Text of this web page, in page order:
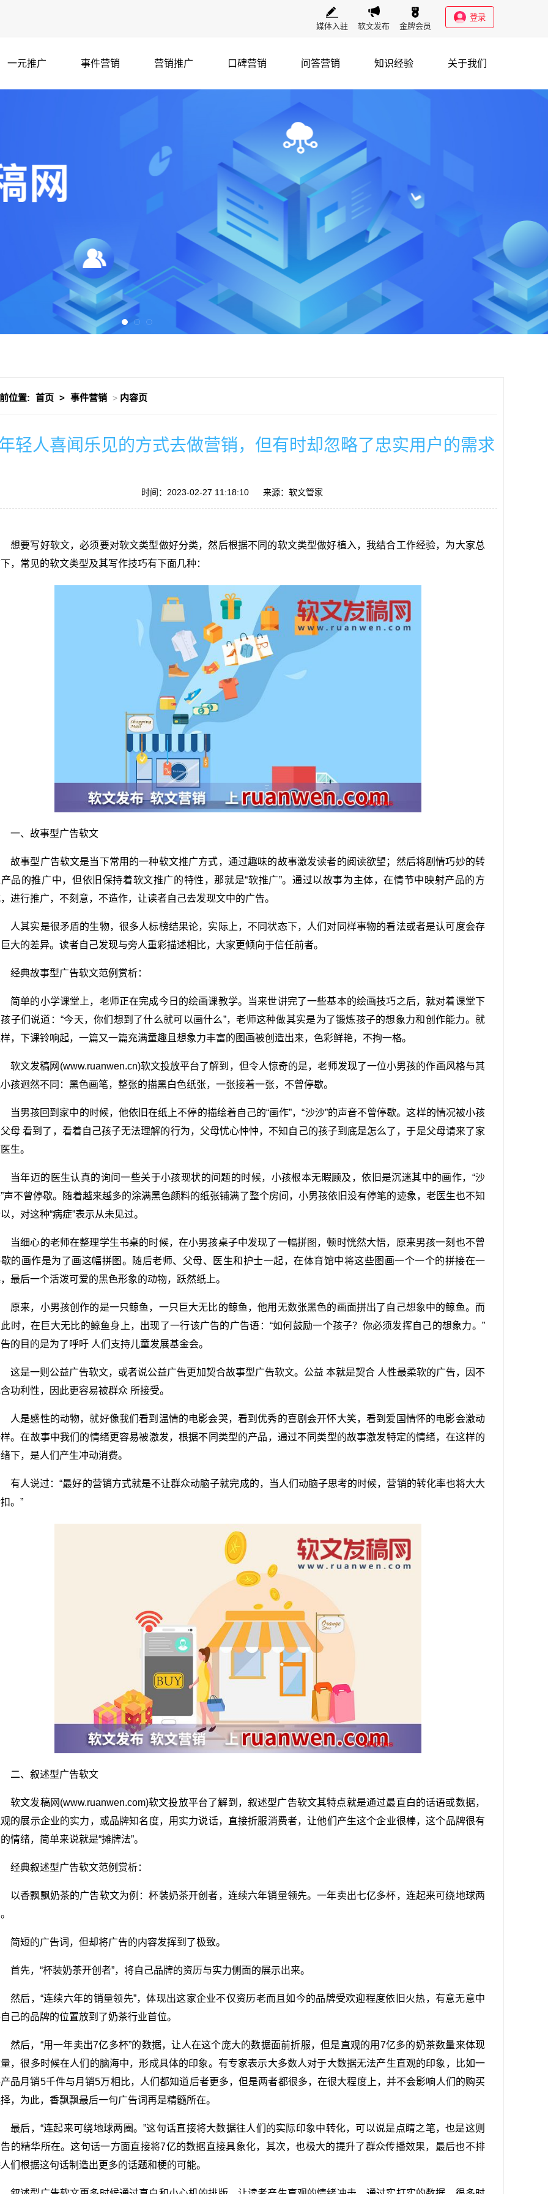
媒体入驻 软文发布 金牌会员
登录
一元推广 事件营销 营销推广 口碑营销 问答营销 知识经验 关于我们
位置: 首页 > 事件营销 > 内容页
轻人喜闻乐见的方式去做营销，但有时却忽略了忠实用户的需求
时间：2023-02-27 11:18:10 来源：软文管家
想要写好软文，必须要对软文类型做好分类，然后根据不同的软文类型做好植入，我结合工作经验，为大家总
，常见的软文类型及其写作技巧有下面几种：
一、故事型广告软文
故事型广告软文是当下常用的一种软文推广方式，通过趣味的故事激发读者的阅读欲望；然后将剧情巧妙的转
品的推广中，但依旧保持着软文推广的特性，那就是“软推广”。通过以故事为主体，在情节中映射产品的方
进行推广，不刻意，不造作，让读者自己去发现文中的广告。
人其实是很矛盾的生物，很多人标榜结果论，实际上，不同状态下，人们对同样事物的看法或者是认可度会存
大的差异。读者自己发现与旁人重彩描述相比，大家更倾向于信任前者。
经典故事型广告软文范例赏析：
简单的小学课堂上，老师正在完成今日的绘画课教学。当来世讲完了一些基本的绘画技巧之后，就对着课堂下
子们说道：“今天，你们想到了什么就可以画什么”，老师这种做其实是为了锻炼孩子的想象力和创作能力。就
，下课铃响起，一篇又一篇充满童趣且想象力丰富的图画被创造出来，色彩鲜艳，不拘一格。
软文发稿网(www.ruanwen.cn)软文投放平台了解到，但令人惊奇的是，老师发现了一位小男孩的作画风格与其
孩迥然不同：黑色画笔，整张的描黑白色纸张，一张接着一张，不曾停歇。
当男孩回到家中的时候，他依旧在纸上不停的描绘着自己的“画作”，“沙沙”的声音不曾停歇。这样的情况被小孩
母 看到了，看着自己孩子无法理解的行为，父母忧心忡忡，不知自己的孩子到底是怎么了，于是父母请来了家
生。
当年迈的医生认真的询问一些关于小孩现状的问题的时候，小孩根本无暇顾及，依旧是沉迷其中的画作，“沙
声不曾停歇。随着越来越多的涂满黑色颜料的纸张铺满了整个房间，小男孩依旧没有停笔的迹象，老医生也不知
，对这种“病症”表示从未见过。
当细心的老师在整理学生书桌的时候，在小男孩桌子中发现了一幅拼图，顿时恍然大悟，原来男孩一刻也不曾
的画作是为了画这幅拼图。随后老师、父母、医生和护士一起，在体育馆中将这些图画一个一个的拼接在一
最后一个活泼可爱的黑色形象的动物，跃然纸上。
原来，小男孩创作的是一只鲸鱼，一只巨大无比的鲸鱼，他用无数张黑色的画面拼出了自己想象中的鲸鱼。而
时，在巨大无比的鲸鱼身上，出现了一行该广告的广告语：“如何鼓励一个孩子？你必须发挥自己的想象力。”
的目的是为了呼吁 人们支持儿童发展基金会。
这是一则公益广告软文，或者说公益广告更加契合故事型广告软文。公益 本就是契合 人性最柔软的广告，因不
功利性，因此更容易被群众 所接受。
人是感性的动物，就好像我们看到温情的电影会哭，看到优秀的喜剧会开怀大笑，看到爱国情怀的电影会激动
。在故事中我们的情绪更容易被激发，根据不同类型的产品，通过不同类型的故事激发特定的情绪，在这样的
下，是人们产生冲动消费。
有人说过：“最好的营销方式就是不让群众动脑子就完成的，当人们动脑子思考的时候，营销的转化率也将大大
。”
二、叙述型广告软文
软文发稿网(www.ruanwen.com)软文投放平台了解到，叙述型广告软文其特点就是通过最直白的话语或数据，
的展示企业的实力，或品牌知名度，用实力说话，直接折服消费者，让他们产生这个企业很棒，这个品牌很有
情绪，简单来说就是“摊牌法”。
经典叙述型广告软文范例赏析：
以香飘飘奶茶的广告软文为例：杯装奶茶开创者，连续六年销量领先。一年卖出七亿多杯，连起来可绕地球两
简短的广告词，但却将广告的内容发挥到了极致。
首先，“杯装奶茶开创者”，将自己品牌的资历与实力侧面的展示出来。
然后，“连续六年的销量领先”，体现出这家企业不仅资历老而且如今的品牌受欢迎程度依旧火热，有意无意中
己的品牌的位置放到了奶茶行业首位。
然后，“用一年卖出7亿多杯”的数据，让人在这个庞大的数据面前折服，但是直观的用7亿多的奶茶数量来体现
，很多时候在人们的脑海中，形成具体的印象。有专家表示大多数人对于大数据无法产生直观的印象，比如一
品月销5千件与月销5万相比，人们都知道后者更多，但是两者都很多，在很大程度上，并不会影响人们的购买
，为此，香飘飘最后一句广告词再是精髓所在。
最后，“连起来可绕地球两圈。”这句话直接将大数据往人们的实际印象中转化，可以说是点睛之笔，也是这则
的精华所在。这句话一方面直接将7亿的数据直接具象化，其次，也极大的提升了群众传播效果，最后也不排
们根据这句话制造出更多的话题和梗的可能。